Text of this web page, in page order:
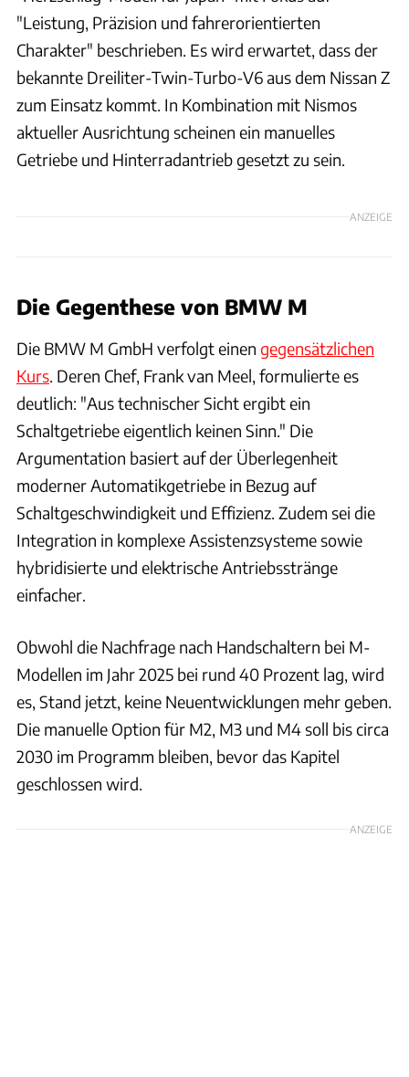
"Leistung, Präzision und fahrerorientierten
Charakter" beschrieben. Es wird erwartet, dass der
bekannte Dreiliter-Twin-Turbo-V6 aus dem Nissan Z
zum Einsatz kommt. In Kombination mit Nismos
aktueller Ausrichtung scheinen ein manuelles
Getriebe und Hinterradantrieb gesetzt zu sein.
ANZEIGE
Die Gegenthese von BMW M
Die BMW M GmbH verfolgt einen gegensätzlichen
Kurs. Deren Chef, Frank van Meel, formulierte es
deutlich: "Aus technischer Sicht ergibt ein
Schaltgetriebe eigentlich keinen Sinn." Die
Argumentation basiert auf der Überlegenheit
moderner Automatikgetriebe in Bezug auf
Schaltgeschwindigkeit und Effizienz. Zudem sei die
Integration in komplexe Assistenzsysteme sowie
hybridisierte und elektrische Antriebsstränge
einfacher.
Obwohl die Nachfrage nach Handschaltern bei M-
Modellen im Jahr 2025 bei rund 40 Prozent lag, wird
es, Stand jetzt, keine Neuentwicklungen mehr geben.
Die manuelle Option für M2, M3 und M4 soll bis circa
2030 im Programm bleiben, bevor das Kapitel
geschlossen wird.
ANZEIGE